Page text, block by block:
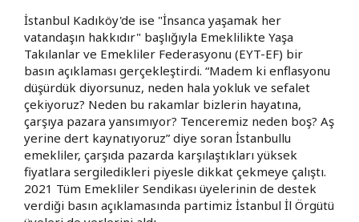
İstanbul Kadıköy'de ise "İnsanca yaşamak her
vatandaşın hakkıdır" başlığıyla Emeklilikte Yaşa
Takılanlar ve Emekliler Federasyonu (EYT-EF) bir
basın açıklaması gerçekleştirdi. “Madem ki enflasyonu
düşürdük diyorsunuz, neden hala yokluk ve sefalet
çekiyoruz? Neden bu rakamlar bizlerin hayatına,
çarşıya pazara yansımıyor? Tenceremiz neden boş? Aş
yerine dert kaynatıyoruz” diye soran İstanbullu
emekliler, çarşıda pazarda karşılaştıkları yüksek
fiyatlara sergiledikleri piyesle dikkat çekmeye çalıştı.
2021 Tüm Emekliler Sendikası üyelerinin de destek
verdiği basın açıklamasında partimiz İstanbul İl Örgütü